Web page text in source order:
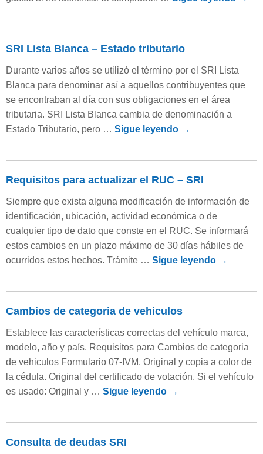
SRI Lista Blanca – Estado tributario
Durante varios años se utilizó el término por el SRI Lista
Blanca para denominar así a aquellos contribuyentes que
se encontraban al día con sus obligaciones en el área
tributaria. SRI Lista Blanca cambia de denominación a
Estado Tributario, pero … Sigue leyendo →
Requisitos para actualizar el RUC – SRI
Siempre que exista alguna modificación de información de
identificación, ubicación, actividad económica o de
cualquier tipo de dato que conste en el RUC. Se informará
estos cambios en un plazo máximo de 30 días hábiles de
ocurridos estos hechos. Trámite … Sigue leyendo →
Cambios de categoria de vehiculos
Establece las características correctas del vehículo marca,
modelo, año y país. Requisitos para Cambios de categoria
de vehiculos Formulario 07-IVM. Original y copia a color de
la cédula. Original del certificado de votación. Si el vehículo
es usado: Original y … Sigue leyendo →
Consulta de deudas SRI